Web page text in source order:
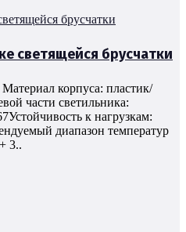
светящейся брусчатки
корпуса: пластик/
части светильника:
к нагрузкам:
диапазон температур
3..